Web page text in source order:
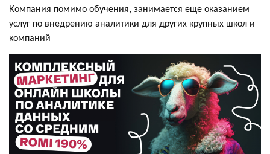
Компания помимо обучения, занимается еще оказанием
услуг по внедрению аналитики для других крупных школ и
компаний